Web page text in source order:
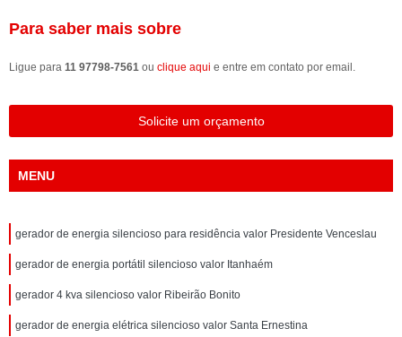
Para saber mais sobre
Ligue para 11 97798-7561 ou clique aqui e entre em contato por email.
Solicite um orçamento
MENU
gerador de energia silencioso para residência valor Presidente Venceslau
gerador de energia portátil silencioso valor Itanhaém
gerador 4 kva silencioso valor Ribeirão Bonito
gerador de energia elétrica silencioso valor Santa Ernestina